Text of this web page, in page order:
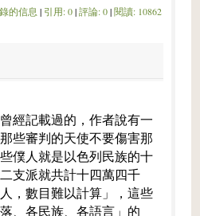
的信息 | 引用: 0|評論: 0|閱讀: 10862
經記載過的，作者說有一
些審判的天使不要傷害那
僕人就是以色列民族的十
支派就共計十四萬四千
，數目難以計算」，這些
、各民族、各語言」的